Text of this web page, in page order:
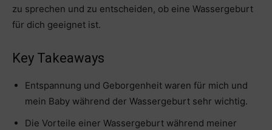
zu sprechen und zu entscheiden, ob eine Wassergeburt
für dich geeignet ist.
Key Takeaways
Entspannung und Geborgenheit waren für mich und
mein Baby während der Wassergeburt sehr wichtig.
Die Vorteile einer Wassergeburt während meiner